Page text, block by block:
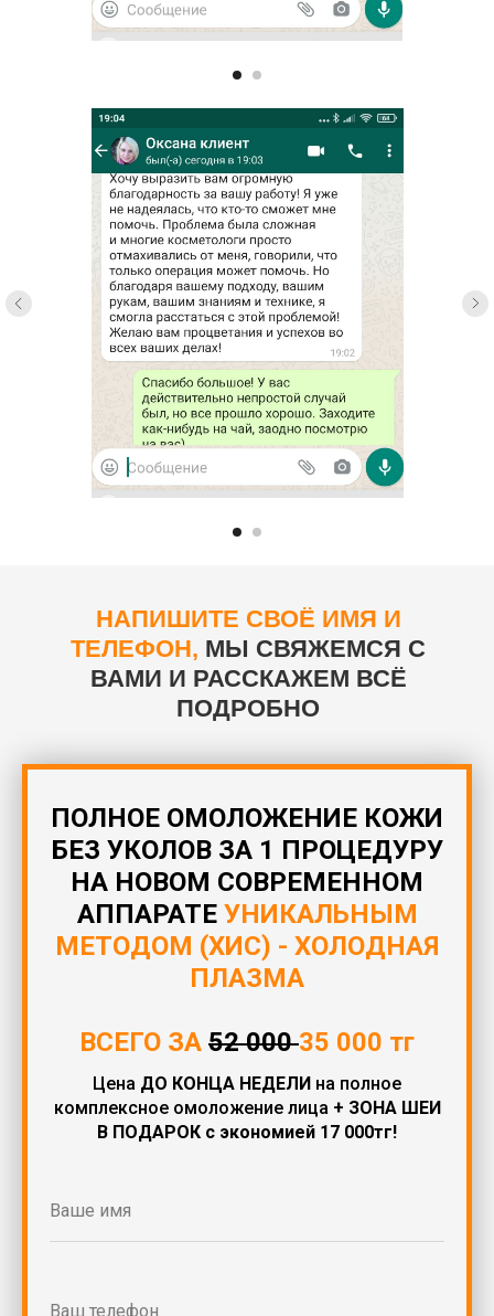
НАПИШИТЕ СВОЁ ИМЯ И
ТЕЛЕФОН, МЫ СВЯЖЕМСЯ С
ВАМИ И РАССКАЖЕМ ВСЁ
ПОДРОБНО
ПОЛНОЕ ОМОЛОЖЕНИЕ КОЖИ
БЕЗ УКОЛОВ ЗА 1 ПРОЦЕДУРУ
НА НОВОМ СОВРЕМЕННОМ
АППАРАТЕ УНИКАЛЬНЫМ
МЕТОДОМ (ХИС) - ХОЛОДНАЯ
ПЛАЗМА
ВСЕГО ЗА 52 00035 000 тг
Цена ДО КОНЦА НЕДЕЛИ на полное
комплексное омоложение лица + ЗОНА ШЕИ
В ПОДАРОК с экономией 17 000тг!